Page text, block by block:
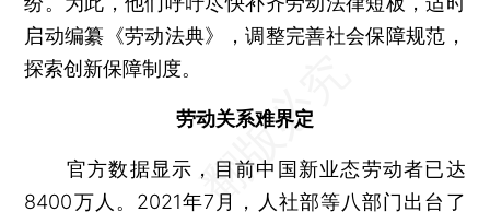
启动编纂《劳动法典》，调整完善社会保障规范，
探索创新保障制度。
劳动关系难界定
官方数据显示，目前中国新业态劳动者已达
8400万人。2021年7月，人社部等八部门出台了